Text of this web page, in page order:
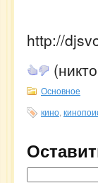
http://
Основное
кино